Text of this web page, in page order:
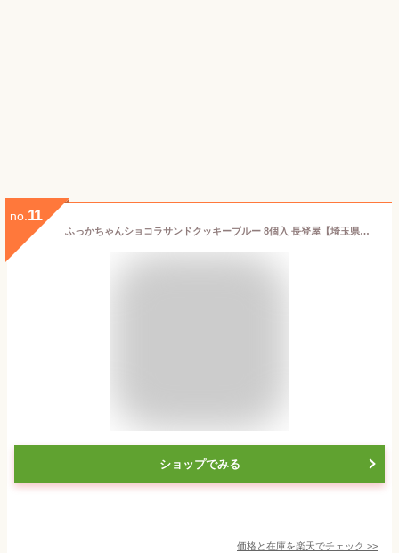
no. 11
ふっかちゃんショコラサンドクッキーブルー 8個入 長登屋【埼玉県川越市 送料別】【BS】
ショップでみる
価格と在庫を楽天でチェック >>